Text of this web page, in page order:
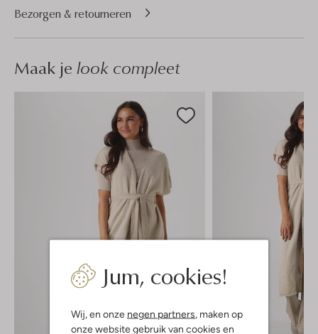
Jum, cookies!
Wij, en onze negen partners, maken op
onze website gebruik van cookies en
Bezorgen & retourneren
Maak je look compleet